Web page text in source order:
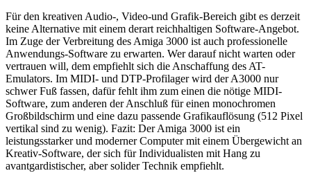
Für den kreativen Audio-, Video-und Grafik-Bereich gibt es derzeit
keine Alternative mit einem derart reichhaltigen Software-Angebot.
Im Zuge der Verbreitung des Amiga 3000 ist auch professionelle
Anwendungs-Software zu erwarten. Wer darauf nicht warten oder
vertrauen will, dem empfiehlt sich die Anschaffung des AT-
Emulators. Im MIDI- und DTP-Profilager wird der A3000 nur
schwer Fuß fassen, dafür fehlt ihm zum einen die nötige MIDI-
Software, zum anderen der Anschluß für einen monochromen
Großbildschirm und eine dazu passende Grafikauflösung (512 Pixel
vertikal sind zu wenig). Fazit: Der Amiga 3000 ist ein
leistungsstarker und moderner Computer mit einem Übergewicht an
Kreativ-Software, der sich für Individualisten mit Hang zu
avantgardistischer, aber solider Technik empfiehlt.